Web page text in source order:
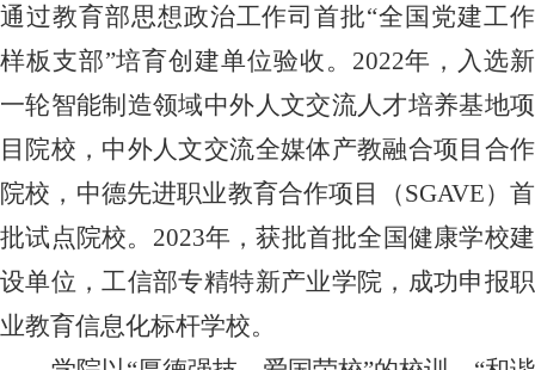
通过教育部思想政治工作司首批“全国党建工作
样板支部”培育创建单位验收。2022年，入选新
一轮智能制造领域中外人文交流人才培养基地项
目院校，中外人文交流全媒体产教融合项目合作
院校，中德先进职业教育合作项目（SGAVE）首
批试点院校。2023年，获批首批全国健康学校建
设单位，工信部专精特新产业学院，成功申报职
业教育信息化标杆学校。